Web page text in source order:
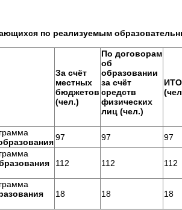
по реализуемым
За счёт
местных
бюджетов
(чел.)
По договорам
об
образовании
за счёт
средств
физических
лиц (чел.)
97 97
97
112 112 112
18 18 18